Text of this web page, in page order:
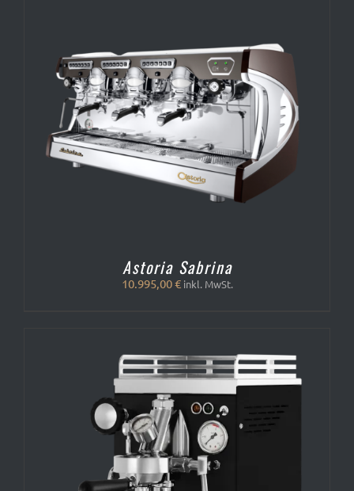
Astoria Sabrina
10.995,00€ inkl. MwSt.